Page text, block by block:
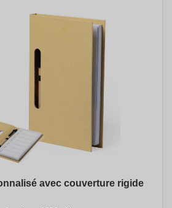
avec couverture rigide